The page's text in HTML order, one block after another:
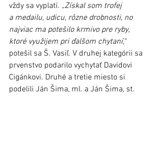
vždy sa vyplatí. „Získal som trofej
a medailu, udicu, rôzne drobnosti, no
najviac ma potešilo krmivo pre ryby,
ktoré využijem pri ďalšom chytaní,“
potešil sa Š. Vasiľ. V druhej kategórii sa
prvenstvo podarilo vychytať Davidovi
Cigánkovi. Druhé a tretie miesto si
podelili Ján Šima, ml. a Ján Šima, st.